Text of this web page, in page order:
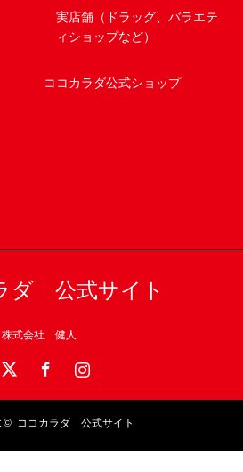
実店舗（ドラッグ、バラエテ
ィショップなど）
ココカラダ公式ショップ
ダ 公式サイト
株式会社 健人
© ココカラダ 公式サイト